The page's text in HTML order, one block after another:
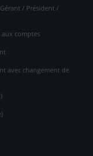
/ Président /
comptes
avec changement de